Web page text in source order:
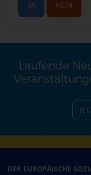
JA NEIN
Laufende
DER EUROPÄISCHE